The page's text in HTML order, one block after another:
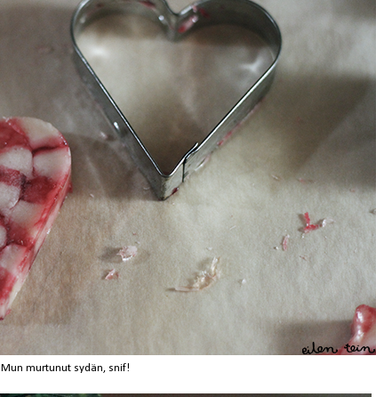
Mun murtunut sydän, snif!